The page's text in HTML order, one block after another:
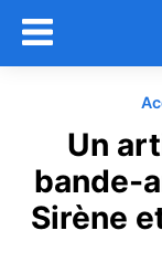
Un
bande-
Sirène